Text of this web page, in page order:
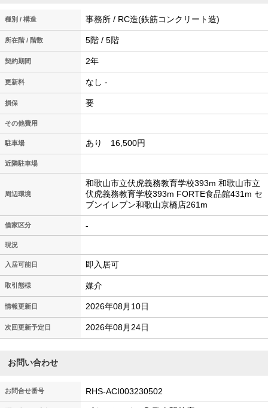
種別 / 構造 事務所 / RC造(鉄筋コンクリート造)
所在階 / 階数 5階 / 5階
契約期間 2年
更新料 なし -
損保 要
その他費用
駐車場 あり 16,500円
近隣駐車場
周辺環境
和歌山市立伏虎義務教育学校393m 和歌山市立
伏虎義務教育学校393m FORTE食品館431m セ
ブンイレブン和歌山京橋店261m
借家区分 -
現況
入居可能日 即入居可
取引態様 媒介
情報更新日 2026年08月10日
次回更新予定日 2026年08月24日
お問い合わせ
お問合せ番号 RHS-ACI003230502